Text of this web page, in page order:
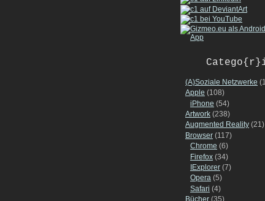
(A)Soziale Netzwerke
Apple (108)
iPhone (54)
Artwork (238)
Augmented Reality (21)
Browser (117)
Chrome (6)
Firefox (34)
IExplorer (7)
Opera (5)
Safari (4)